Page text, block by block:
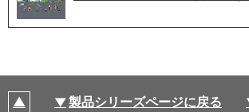
製品シリーズページに戻る